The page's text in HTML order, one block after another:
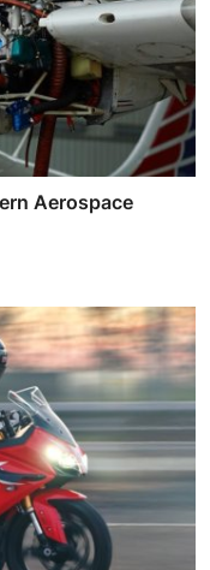
Aerospace